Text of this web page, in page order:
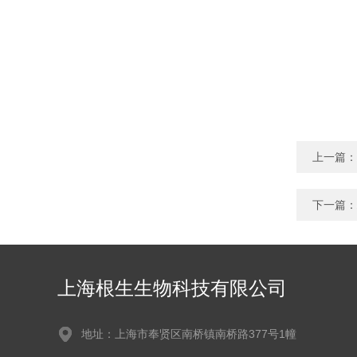
上一篇：
下一篇：
上海根生生物科技有限公司
地址：上海市奉贤区南桥镇南桥路377号1幢